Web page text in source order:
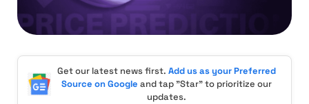
Get our latest news first. Add us as your Preferred
Source on Google and tap "Star" to prioritize our
updates.